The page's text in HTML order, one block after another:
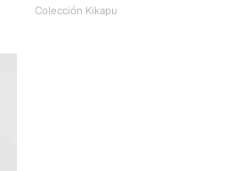
Colección Kikapu